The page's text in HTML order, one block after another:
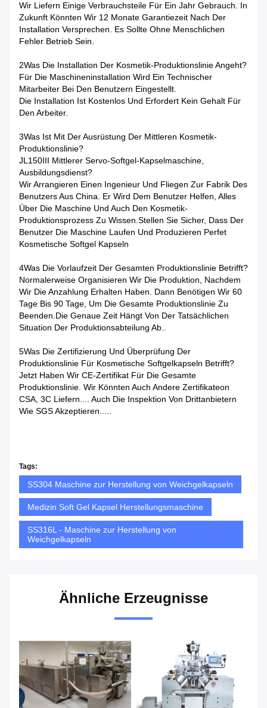
Wir Liefern Einige Verbrauchsteile Für Ein Jahr Gebrauch. In
Zukunft Könnten Wir 12 Monate Garantiezeit Nach Der
Installation Versprechen. Es Sollte Ohne Menschlichen
Fehler Betrieb Sein.
2Was Die Installation Der Kosmetik-Produktionslinie Angeht?
Für Die Maschineninstallation Wird Ein Technischer
Mitarbeiter Bei Den Benutzern Eingestellt.
Die Installation Ist Kostenlos Und Erfordert Kein Gehalt Für
Den Arbeiter.
3Was Ist Mit Der Ausrüstung Der Mittleren Kosmetik-
Produktionslinie?
JL150III Mittlerer Servo-Softgel-Kapselmaschine,
Ausbildungsdienst?
Wir Arrangieren Einen Ingenieur Und Fliegen Zur Fabrik Des
Benutzers Aus China. Er Wird Dem Benutzer Helfen, Alles
Über Die Maschine Und Auch Den Kosmetik-
Produktionsprozess Zu Wissen.Stellen Sie Sicher, Dass Der
Benutzer Die Maschine Laufen Und Produzieren Perfet
Kosmetische Softgel Kapseln
4Was Die Vorlaufzeit Der Gesamten Produktionslinie Betrifft?
Normalerweise Organisieren Wir Die Produktion, Nachdem
Wir Die Anzahlung Erhalten Haben. Dann Benötigen Wir 60
Tage Bis 90 Tage, Um Die Gesamte Produktionslinie Zu
Beenden.Die Genaue Zeit Hängt Von Der Tatsächlichen
Situation Der Produktionsabteilung Ab..
5Was Die Zertifizierung Und Überprüfung Der
Produktionslinie Für Kosmetische Softgelkapseln Betrifft?
Jetzt Haben Wir CE-Zertifikat Für Die Gesamte
Produktionslinie. Wir Könnten Auch Andere Zertifikateon
CSA, 3C Liefern.... Auch Die Inspektion Von Drittanbietern
Wie SGS Akzeptieren.....
Tags:
SS304 Maschine zur Herstellung von Weichgelkapseln
Medizin Soft Gel Kapsel Herstellungsmaschine
SS316L - Maschine zur Herstellung von
Weichgelkapseln
Ähnliche Erzeugnisse